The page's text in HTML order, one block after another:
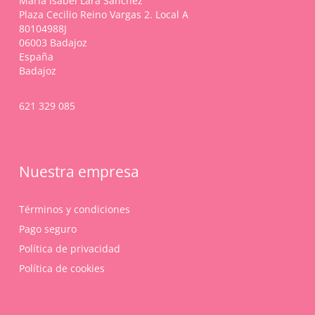
Plaza Cecilio Reino Vargas 2. Local A
80104988J
06003 Badajoz
España
Badajoz
621 329 085
Nuestra empresa
Términos y condiciones
Pago seguro
Política de privacidad
Política de cookies